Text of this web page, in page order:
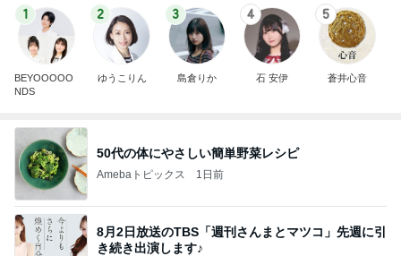
1
BEYOOOOO
NDS
2
ゆうこりん
3
島倉りか
4
石 安伊
5
蒼井心音
50代の体にやさしい簡単野菜レシピ
Amebaトピックス 1日前
8月2日放送のTBS「週刊さんまとマツコ」先週に引
き続き出演します♪